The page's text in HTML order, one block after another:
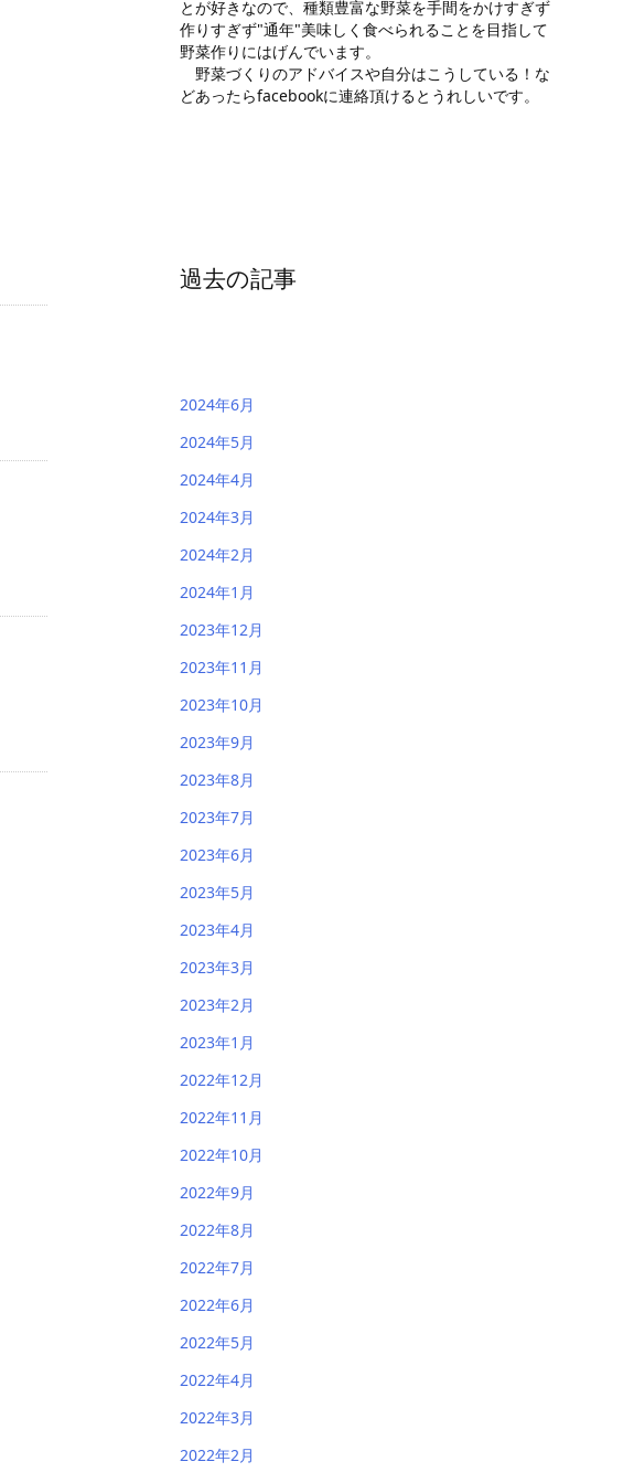
とが好きなので、種類豊富な野菜を手間をかけすぎず
作りすぎず"通年"美味しく食べられることを目指して
野菜作りにはげんでいます。
野菜づくりのアドバイスや自分はこうしている！な
どあったらfacebookに連絡頂けるとうれしいです。
過去の記事
2024年6月
2024年5月
2024年4月
2024年3月
2024年2月
2024年1月
2023年12月
2023年11月
2023年10月
2023年9月
2023年8月
2023年7月
2023年6月
2023年5月
2023年4月
2023年3月
2023年2月
2023年1月
2022年12月
2022年11月
2022年10月
2022年9月
2022年8月
2022年7月
2022年6月
2022年5月
2022年4月
2022年3月
2022年2月